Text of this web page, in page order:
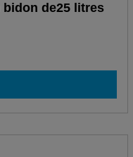
bidon de25 litres